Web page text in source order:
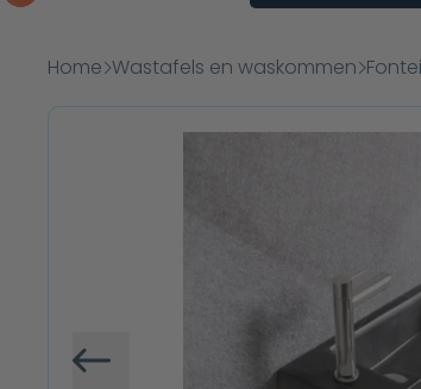
Home Wastafels en waskommen
Vorige